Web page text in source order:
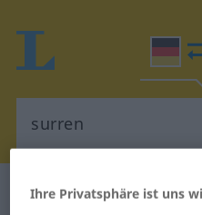
Deutsch-Spanisch
Ihre Privatsphäre ist uns